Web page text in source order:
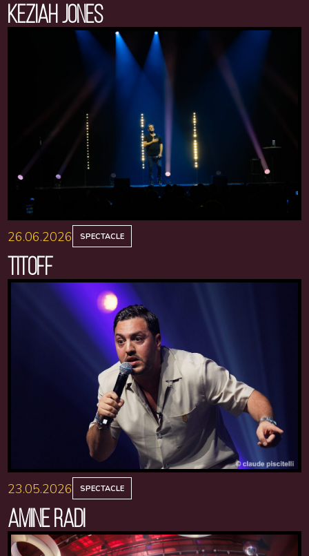
KEZIAH JONES
26.06.2026 SPECTACLE
TITOFF
23.05.2026 SPECTACLE
AMINE RADI